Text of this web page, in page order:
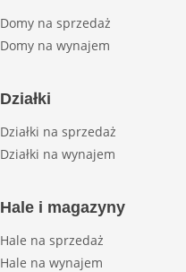
Domy na sprzedaż
Domy na wynajem
Działki
Działki na sprzedaż
Działki na wynajem
Hale i magazyny
Hale na sprzedaż
Hale na wynajem